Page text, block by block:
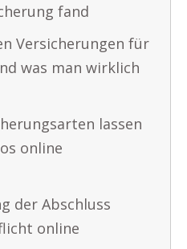
fand
Versicherungen für
was man wirklich
lassen
online
der Abschluss
online